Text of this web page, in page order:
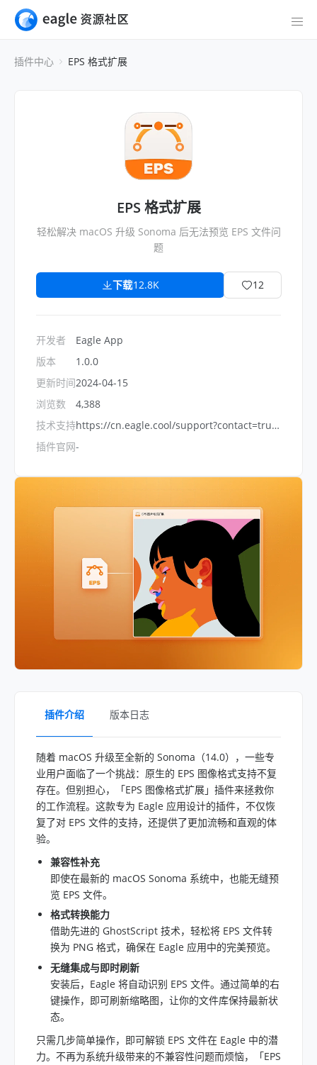
插件中心 EPS 格式扩展
EPS 格式扩展
轻松解决 macOS 升级 Sonoma 后无法预览 EPS 文件问
题
下载12.8K 12
开发者
版本
更新时间
浏览数
技术支持
插件官网
Eagle App
1.0.0
2024-04-15
4,388
https://cn.eagle.cool/support?contact=true&topic=bug
-
插件介绍 版本日志
随着 macOS 升级至全新的 Sonoma（14.0），一些专
业用户面临了一个挑战：原生的 EPS 图像格式支持不复
存在。但别担心，「EPS 图像格式扩展」插件来拯救你
的工作流程。这款专为 Eagle 应用设计的插件，不仅恢
复了对 EPS 文件的支持，还提供了更加流畅和直观的体
验。
兼容性补充
即使在最新的 macOS Sonoma 系统中，也能无缝预
览 EPS 文件。
格式转换能力
借助先进的 GhostScript 技术，轻松将 EPS 文件转
换为 PNG 格式，确保在 Eagle 应用中的完美预览。
无缝集成与即时刷新
安装后，Eagle 将自动识别 EPS 文件。通过简单的右
键操作，即可刷新缩略图，让你的文件库保持最新状
态。
只需几步简单操作，即可解锁 EPS 文件在 Eagle 中的潜
力。不再为系统升级带来的不兼容性问题而烦恼，「EPS